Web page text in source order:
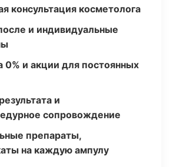
консультация косметолога
и индивидуальные
0% и акции для постоянных
и
сопровождение
препараты,
на каждую ампулу